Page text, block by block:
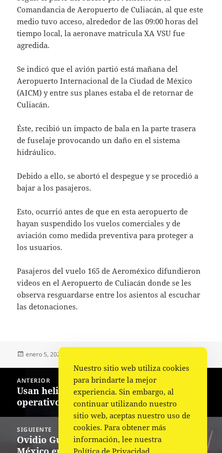
Comandancia de Aeropuerto de Culiacán, al que este
medio tuvo acceso, alrededor de las 09:00 horas del
tiempo local, la aeronave matricula XA VSU fue
agredida.
Se indicó que el avión partió está mañana del
Aeropuerto Internacional de la Ciudad de México
(AICM) y entre sus planes estaba el de retornar de
Culiacán.
Éste, recibió un impacto de bala en la parte trasera
de fuselaje provocando un daño en el sistema
hidráulico.
Debido a ello, se abortó el despegue y se procedió a
bajar a los pasajeros.
Esto, ocurrió antes de que en esta aeropuerto de
hayan suspendido los vuelos comerciales y de
aviación como medida preventiva para proteger a
los usuarios.
Pasajeros del vuelo 165 de Aeroméxico difundieron
videos en el Aeropuerto de Culiacán donde se les
observa resguardarse entre los asientos al escuchar
las detonaciones.
Publicado
enero 5, 2023
entradas
ANTERIOR
Entrada
anterior:
Usan helicópteros artillados durante
operativo en Culiacán
SIGUIENTE
Siguiente
Ovidio Guzmán aterriza en Ciudad de
Nuestro sitio web utiliza cookies
para brindarte la mejor
experiencia. Sin embargo, al
continuar utilizando nuestro
sitio web, aceptas nuestro uso de
cookies. Para obtener más
información, lee nuestra
Política de Privacidad